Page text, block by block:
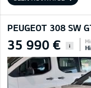
PEUGEOT 308 SW
35 990 € i